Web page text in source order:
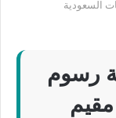
السعودية
رسوم